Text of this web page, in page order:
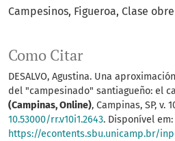
Campesinos Figueroa Clase
Como Citar
DESALVO, Agustina. Una
del "campesinado" santiagueño: el
(Campinas, Online), Campinas, SP, v.
10.53000/rr.v10i1.2643. Disponível em:
https://econtents.sbu.unicamp.br/